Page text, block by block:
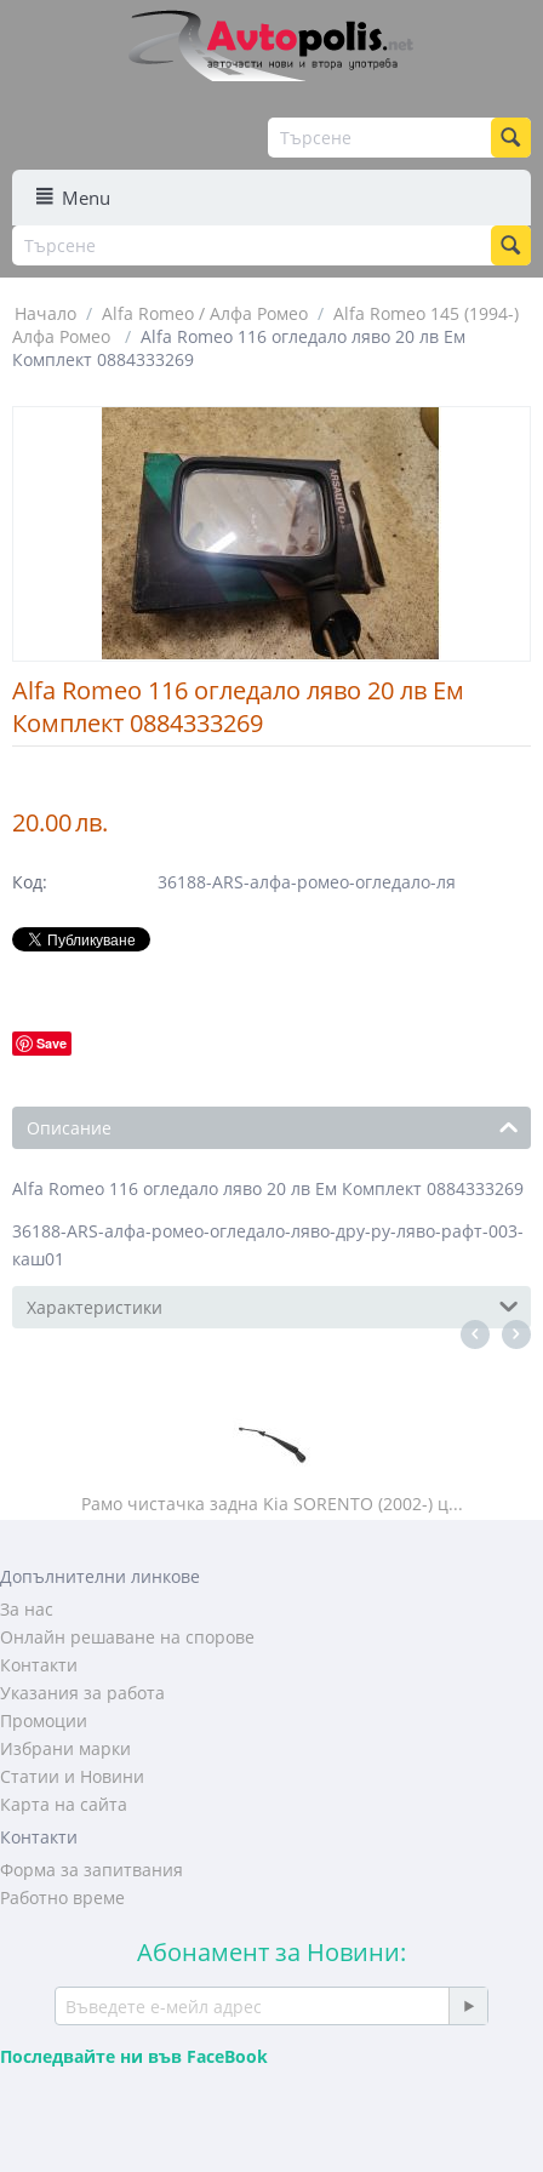
Menu
Начало / Alfa Romeo / Алфа Ромео / Alfa Romeo 145 (1994-)
Алфа Ромео
/ Alfa Romeo 116 огледало ляво 20 лв Ем
Комплект 0884333269
Alfa Romeo 116 огледало ляво 20 лв Ем
Комплект 0884333269
20.00лв.
Код: 36188-ARS-алфа-ромео-огледало-ля
Save
Описание
Alfa Romeo 116 огледало ляво 20 лв Ем Комплект 0884333269
36188-ARS-алфа-ромео-огледало-ляво-дру-ру-ляво-рафт-003-
каш01
Характеристики
Рамо чистачка задна Kia SORENTO (2002-) ц...
Допълнителни линкове
За нас
Онлайн решаване на спорове
Контакти
Указания за работа
Промоции
Избрани марки
Статии и Новини
Карта на сайта
Контакти
Форма за запитвания
Работно време
Абонамент за Новини:
Последвайте ни във FaceBook